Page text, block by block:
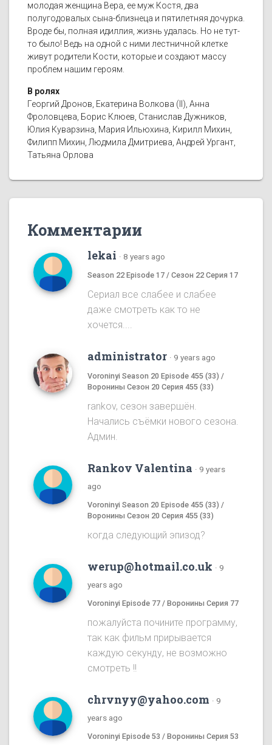
молодая женщина Вера, ее муж Костя, два
полугодовалых сына-близнеца и пятилетняя дочурка.
Вроде бы, полная идиллия, жизнь удалась. Но не тут-
то было! Ведь на одной с ними лестничной клетке
живут родители Кости, которые и создают массу
проблем нашим героям.
В ролях
Георгий Дронов, Екатерина Волкова (II), Анна
Фроловцева, Борис Клюев, Станислав Дужников,
Юлия Куварзина, Мария Ильюхина, Кирилл Михин,
Филипп Михин, Людмила Дмитриева, Андрей Ургант,
Татьяна Орлова
Комментарии
lekai · 8 years ago
Season 22 Episode 17 / Сезон 22 Серия 17
Сериал все слабее и слабее
даже смотреть как то не
хочется....
administrator · 9 years ago
Voroninyi Season 20 Episode 455 (33) /
Воронины Сезон 20 Серия 455 (33)
rankov, сезон завершён.
Начались съёмки нового сезона.
Админ.
Rankov Valentina · 9 years
ago
Voroninyi Season 20 Episode 455 (33) /
Воронины Сезон 20 Серия 455 (33)
когда следующий эпизод?
werup@hotmail.co.uk · 9
years ago
Voroninyi Episode 77 / Воронины Серия 77
пожалуйста почините программу,
так как фильм прирывается
каждую секунду, не возможно
смотреть !!
chrvnyy@yahoo.com · 9
years ago
Voroninyi Episode 53 / Воронины Серия 53